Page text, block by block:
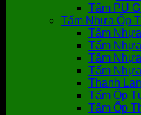
Tấm PU
Tấm Nhựa Ốp
Tấm
Tấm
Tấm
Tấm
Thanh
Tấm Ốp
Tấm Ốp